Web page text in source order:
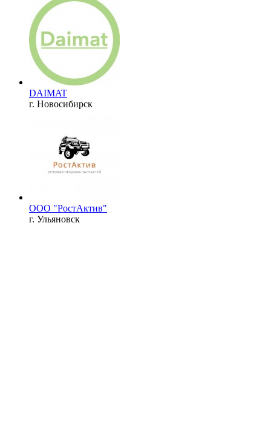
DAIMAT
г. Новосибирск
ООО "РостАктив"
г. Ульяновск